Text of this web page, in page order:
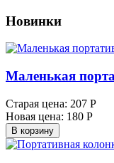
Новинки
Маленькая
Старая цена: 207 Р
Новая цена: 180 Р
В корзину